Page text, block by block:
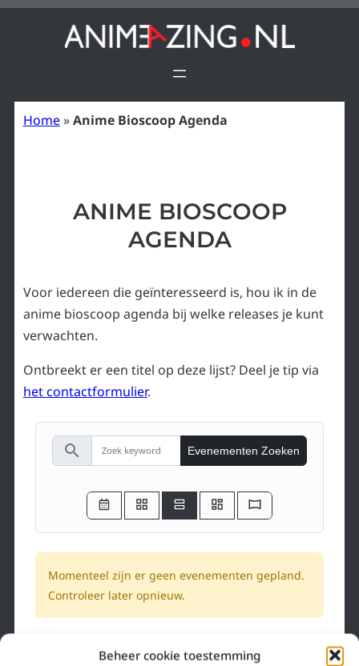
Beheer cookie toestemming
Home»Anime Bioscoop Agenda
ANIME BIOSCOOP
AGENDA
Voor iedereen die geïnteresseerd is, hou ik in de
anime bioscoop agenda bij welke releases je kunt
verwachten.
Ontbreekt er een titel op deze lijst? Deel je tip via
het contactformulier.
search Evenementen Zoeken
Momenteel zijn er geen evenementen gepland.
Controleer later opnieuw.